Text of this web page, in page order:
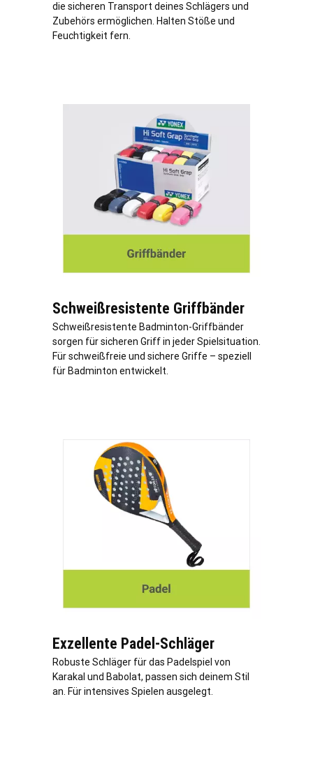
die sicheren Transport deines Schlägers und
Zubehörs ermöglichen. Halten Stöße und
Feuchtigkeit fern.
Schweißresistente Griffbänder
Schweißresistente Badminton-Griffbänder
sorgen für sicheren Griff in jeder Spielsituation.
Für schweißfreie und sichere Griffe – speziell
für Badminton entwickelt.
Exzellente Padel-Schläger
Robuste Schläger für das Padelspiel von
Karakal und Babolat, passen sich deinem Stil
an. Für intensives Spielen ausgelegt.